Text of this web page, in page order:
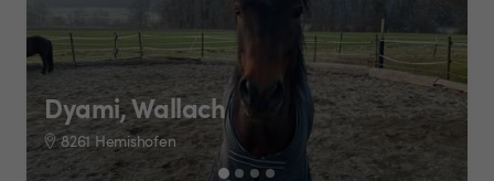
Dyami, Wallach
8261 Hemishofen